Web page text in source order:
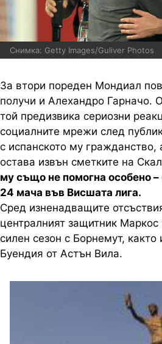
Снимка: Getty Images/Guliver Photos
За втори пореден Мондиал
получи и Алехандро Гарначо.
той предизвика сериозни
социалните мрежи след
с испанското му гражданство,
остава извън сметките на
му също не помогна особено –
24 мача във Висшата лига.
Сред изненадващите
централният защитник
силен сезон с Борнемут,
Буендия от Астън Вила.